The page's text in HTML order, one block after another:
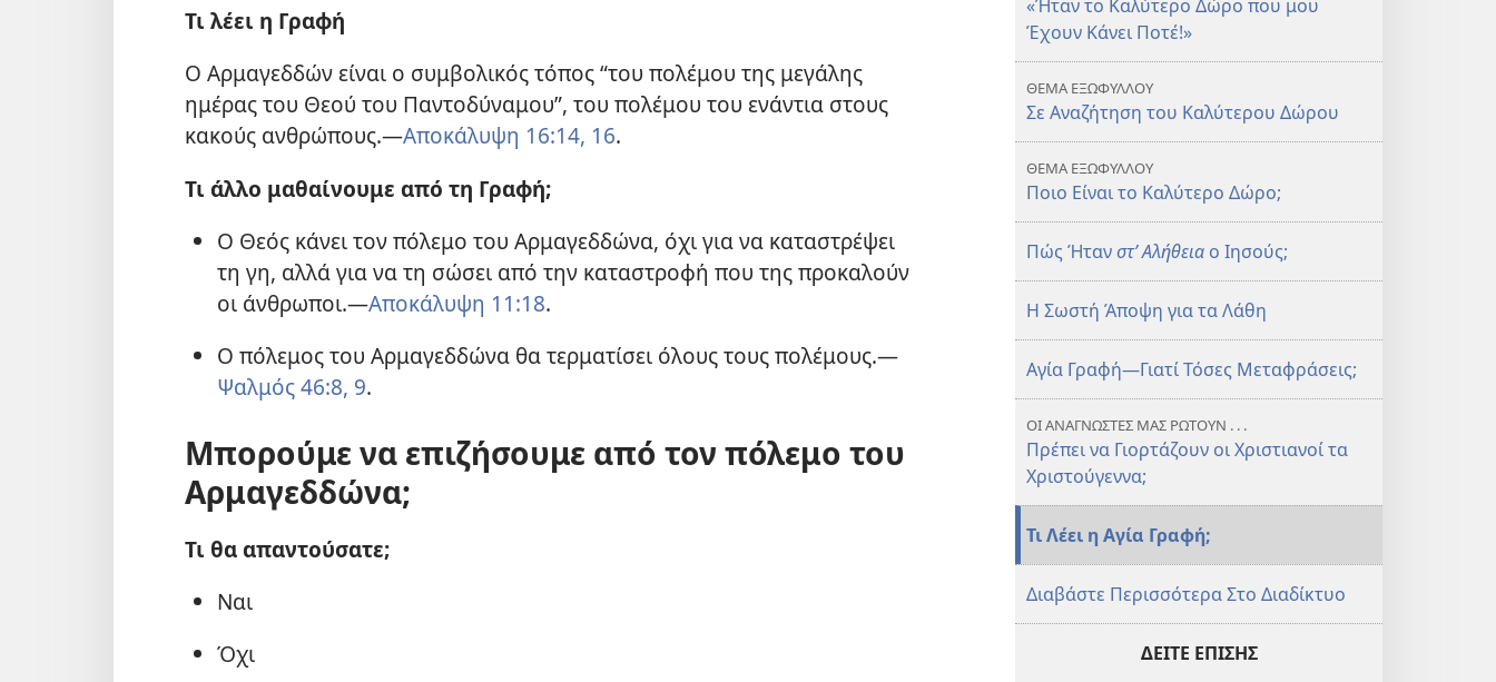
Τι λέει η Γραφή
Ο Αρμαγεδδών είναι ο συμβολικός τόπος “του πολέμου της μεγάλης
ημέρας του Θεού του Παντοδύναμου”, του πολέμου του ενάντια στους
κακούς ανθρώπους.​—Αποκάλυψη 16:14, 16.
Τι άλλο μαθαίνουμε από τη Γραφή;
Ο Θεός κάνει τον πόλεμο του Αρμαγεδδώνα, όχι για να καταστρέψει
τη γη, αλλά για να τη σώσει από την καταστροφή που της προκαλούν
οι άνθρωποι.​—Αποκάλυψη 11:18.
Ο πόλεμος του Αρμαγεδδώνα θα τερματίσει όλους τους πολέμους.​—
Ψαλμός 46:8, 9.
Μπορούμε να επιζήσουμε από τον πόλεμο του
Αρμαγεδδώνα;
Τι θα απαντούσατε;
Ναι
Όχι
ΚαλύτεροΚαλύτερο
«Ήταν το Καλύτερο Δώρο που μου
Έχουν Κάνει Ποτέ!»
ΘΕΜΑ ΕΞΩΦΥΛΛΟΥ
Σε Αναζήτηση του Καλύτερου Δώρου
ΘΕΜΑ ΕΞΩΦΥΛΛΟΥ
Ποιο Είναι το Καλύτερο Δώρο;
Πώς Ήτανστ’ Αλήθεια ο Ιησούς;
Η Σωστή Άποψη για τα Λάθη
Αγία Γραφή—Γιατί Τόσες Μεταφράσεις;
ΟΙ ΑΝΑΓΝΩΣΤΕΣ ΜΑΣ ΡΩΤΟΥΝ . . .
Πρέπει να Γιορτάζουν οι Χριστιανοί τα
Χριστούγεννα;
Τι Λέει η Αγία Γραφή;
Διαβάστε Περισσότερα Στο Διαδίκτυο
ΔΕΙΤΕ ΕΠΙΣΗΣ